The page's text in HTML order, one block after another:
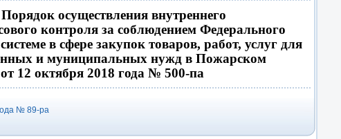
осуществления внутреннего
контроля за соблюдением Федерального
в сфере закупок товаров, работ, услуг для
и муниципальных нужд в Пожарском
12 октября 2018 года № 500-па
№ 89-ра